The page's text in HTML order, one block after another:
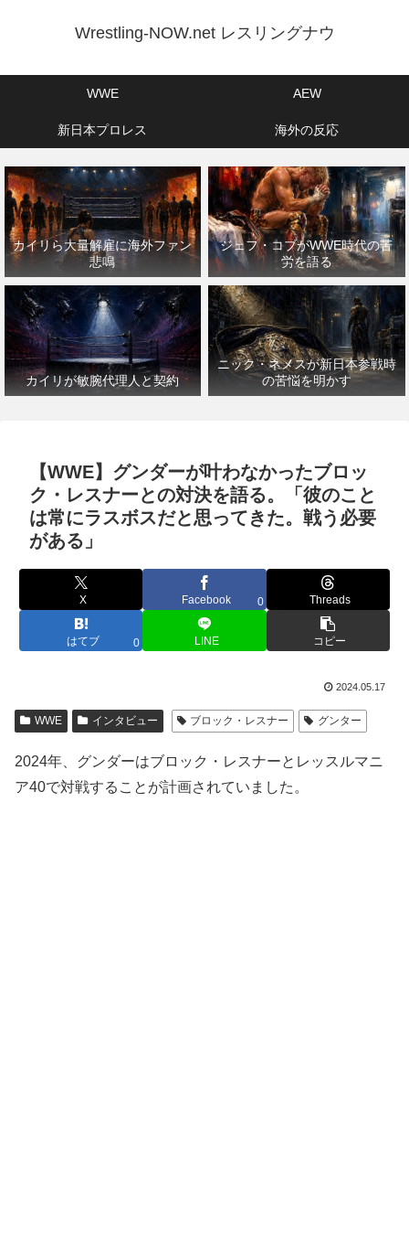
Wrestling-NOW.net レスリングナウ
WWE AEW
新日本プロレス 海外の反応
カイリら大量解雇に海外ファン
悲鳴
ジェフ・コブがWWE時代の苦
労を語る
カイリが敏腕代理人と契約
ニック・ネメスが新日本参戦時
の苦悩を明かす
【WWE】グンダーが叶わなかったブロッ
ク・レスナーとの対決を語る。「彼のこと
は常にラスボスだと思ってきた。戦う必要
がある」
X Facebook 0 Threads
はてブ 0 LINE コピー
2024.05.17
WWE インタビュー ブロック・レスナー グンター
2024年、グンダーはブロック・レスナーとレッスルマニ
ア40で対戦することが計画されていました。